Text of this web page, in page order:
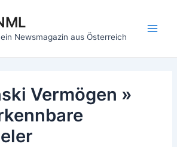
Newsmagazin aus Österreich
Vermögen »